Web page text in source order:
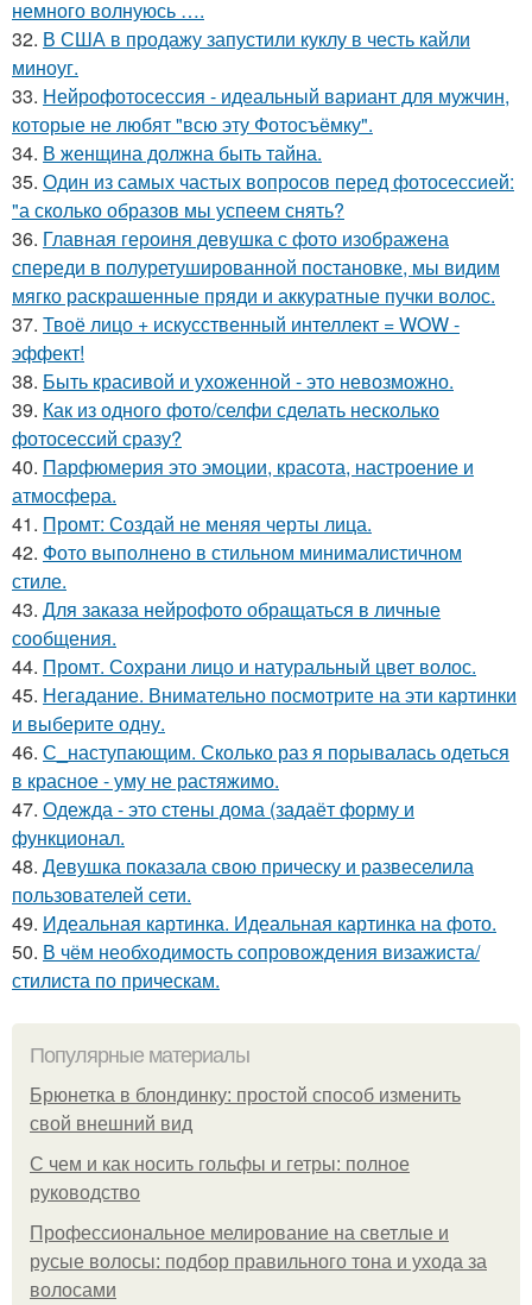
немного волнуюсь ….
32. В США в продажу запустили куклу в честь кайли
миноуг.
33. Нейрофотосессия - идеальный вариант для мужчин,
которые не любят "всю эту Фотосъёмку".
34. В женщина должна быть тайна.
35. Один из самых частых вопросов перед фотосессией:
"а сколько образов мы успеем снять?
36. Главная героиня девушка с фото изображена
спереди в полуретушированной постановке, мы видим
мягко раскрашенные пряди и аккуратные пучки волос.
37. Твоё лицо + искусственный интеллект = WOW -
эффект!
38. Быть красивой и ухоженной - это невозможно.
39. Как из одного фото/селфи сделать несколько
фотосессий сразу?
40. Парфюмерия это эмоции, красота, настроение и
атмосфера.
41. Промт: Создай не меняя черты лица.
42. Фото выполнено в стильном минималистичном
стиле.
43. Для заказа нейрофото обращаться в личные
сообщения.
44. Промт. Сохрани лицо и натуральный цвет волос.
45. Негадание. Внимательно посмотрите на эти картинки
и выберите одну.
46. С_наступающим. Сколько раз я порывалась одеться
в красное - уму не растяжимо.
47. Одежда - это стены дома (задаёт форму и
функционал.
48. Девушка показала свою прическу и развеселила
пользователей сети.
49. Идеальная картинка. Идеальная картинка на фото.
50. В чём необходимость сопровождения визажиста/
стилиста по прическам.
Популярные материалы
Брюнетка в блондинку: простой способ изменить
свой внешний вид
С чем и как носить гольфы и гетры: полное
руководство
Профессиональное мелирование на светлые и
русые волосы: подбор правильного тона и ухода за
волосами